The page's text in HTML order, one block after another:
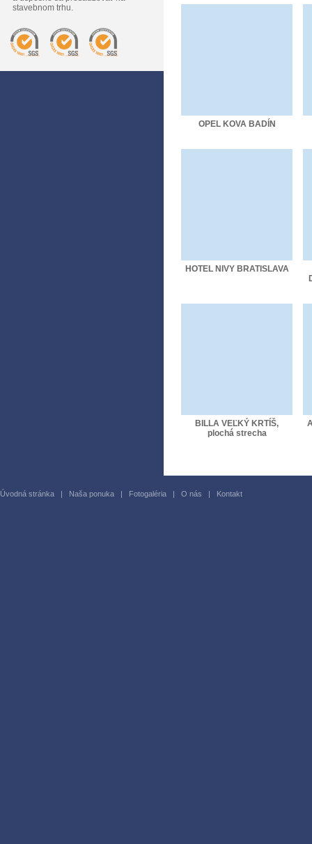
stavebnom trhu.
OPEL KOVA BADÍN
HOTEL NIVY BRATISLAVA
BILLA VEĽKÝ KRTÍŠ,
plochá strecha
Úvodná stránka | Naša ponuka | Fotogaléria | O nás | Kontakt